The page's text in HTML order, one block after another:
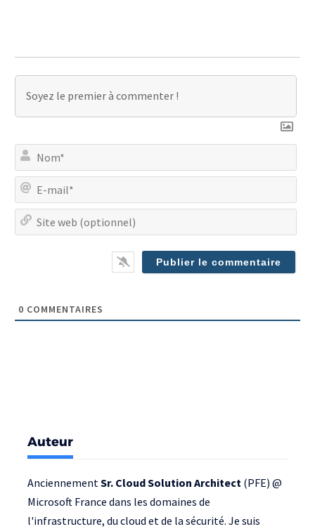
0 COMMENTAIRES
Auteur
Anciennement Sr. Cloud Solution Architect (PFE) @
Microsoft France dans les domaines de
l'infrastructure, du cloud et de la sécurité. Je suis